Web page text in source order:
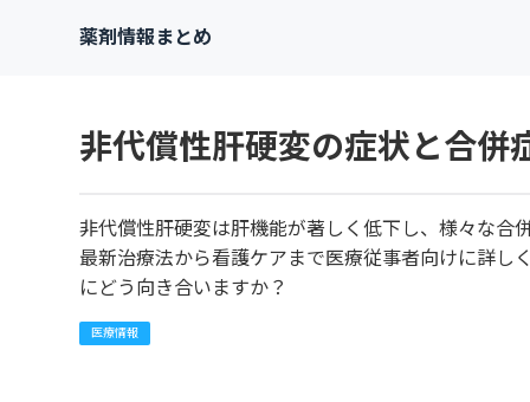
薬剤情報まとめ
非代償性肝硬変の症状と合併
非代償性肝硬変は肝機能が著しく低下し、様々な合
最新治療法から看護ケアまで医療従事者向けに詳し
にどう向き合いますか？
医療情報